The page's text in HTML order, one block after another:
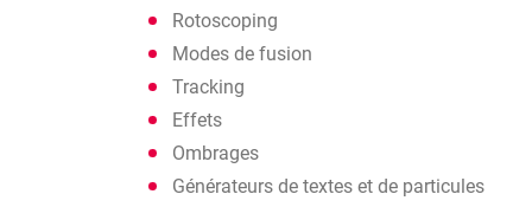
Rotoscoping
Modes de fusion
Tracking
Effets
Ombrages
Générateurs de textes et de particules